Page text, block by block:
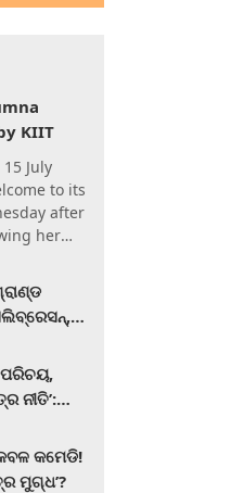
KIIT
July
to its
after
her
ନୀତି’:
କମେଡି!
ମୁଗ୍ଧ’?